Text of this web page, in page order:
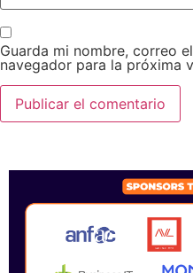
Guarda mi nombre, correo
navegador para la próxima